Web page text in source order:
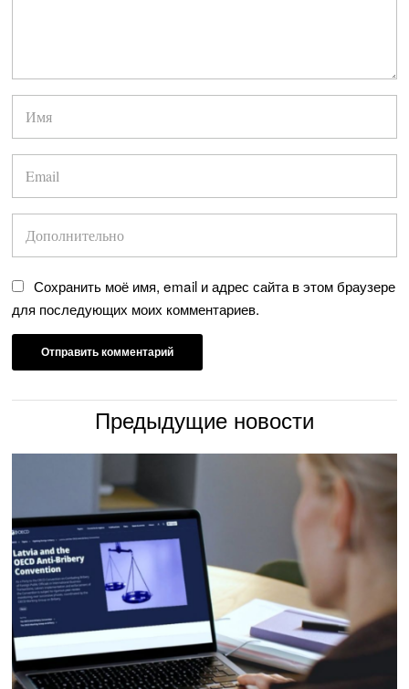
Сохранить моё имя, email и адрес сайта в этом браузере
для последующих моих комментариев.
Предыдущие новости